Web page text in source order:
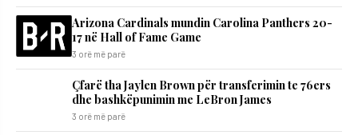
Arizona Cardinals mundin Carolina Panthers 20-
17 në Hall of Fame Game
3 orë më parë
Çfarë tha Jaylen Brown për transferimin te 76ers
dhe bashkëpunimin me LeBron James
3 orë më parë